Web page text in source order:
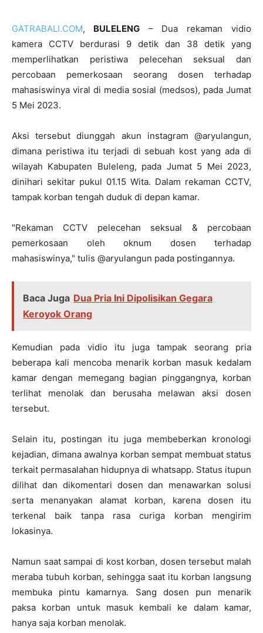
GATRABALI.COM, BULELENG– Dua rekaman vidio
kamera CCTV berdurasi 9 detik dan 38 detik yang
memperlihatkan peristiwa pelecehan seksual dan
percobaan pemerkosaan seorang dosen terhadap
mahasiswinya viral di media sosial (medsos), pada Jumat
5 Mei 2023.
Aksi tersebut diunggah akun instagram @aryulangun,
dimana peristiwa itu terjadi di sebuah kost yang ada di
wilayah Kabupaten Buleleng, pada Jumat 5 Mei 2023,
dinihari sekitar pukul 01.15 Wita. Dalam rekaman CCTV,
tampak korban tengah duduk di depan kamar.
"Rekaman CCTV pelecehan seksual & percobaan
pemerkosaan oleh oknum dosen terhadap
mahasiswinya," tulis @aryulangun pada postingannya.
Baca Juga Dua Pria Ini Dipolisikan Gegara
Keroyok Orang
Kemudian pada vidio itu juga tampak seorang pria
beberapa kali mencoba menarik korban masuk kedalam
kamar dengan memegang bagian pinggangnya, korban
terlihat menolak dan berusaha melawan aksi dosen
tersebut.
Selain itu, postingan itu juga membeberkan kronologi
kejadian, dimana awalnya korban sempat membuat status
terkait permasalahan hidupnya di whatsapp. Status itupun
dilihat dan dikomentari dosen dan menawarkan solusi
serta menanyakan alamat korban, karena dosen itu
terkenal baik tanpa rasa curiga korban mengirim
lokasinya.
Namun saat sampai di kost korban, dosen tersebut malah
meraba tubuh korban, sehingga saat itu korban langsung
membuka pintu kamarnya. Sang dosen pun menarik
paksa korban untuk masuk kembali ke dalam kamar,
hanya saja korban menolak.